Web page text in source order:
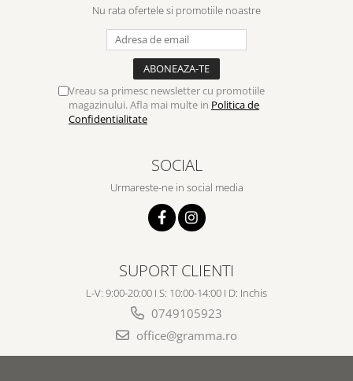
Nu rata ofertele si promotiile noastre
Vreau sa primesc newsletter cu promotiile
magazinului. Afla mai multe in Politica de
Confidentialitate
SOCIAL
Urmareste-ne in social media
SUPORT CLIENTI
L-V: 9:00-20:00 I S: 10:00-14:00 I D: Inchis
0749105923
office@gramma.ro